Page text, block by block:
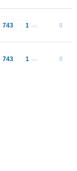
743 1 m/s 0
743 1 m/s 0